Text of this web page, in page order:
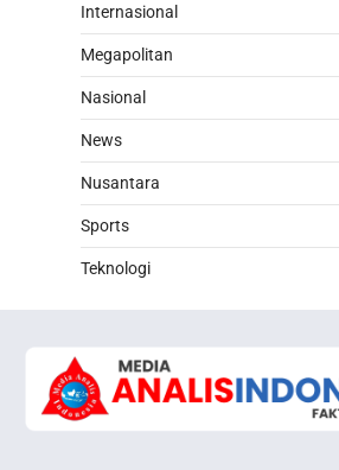
Internasional
Megapolitan
Nasional
News
Nusantara
Sports
Teknologi